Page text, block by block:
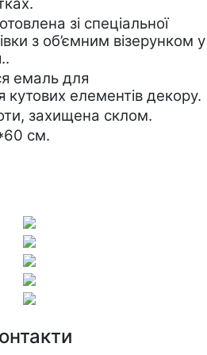
зі спеціальної
з об’ємним візерунком у
емаль для
кутових елементів декору.
захищена склом.
см.